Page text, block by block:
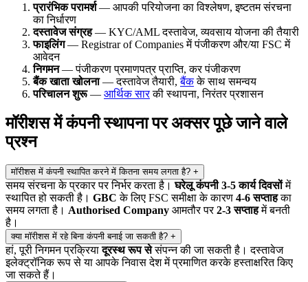
प्रारंभिक परामर्श— आपकी परियोजना का विश्लेषण, इष्टतम संरचना
का निर्धारण
दस्तावेज संग्रह— KYC/AML दस्तावेज, व्यवसाय योजना की तैयारी
फाइलिंग— Registrar of Companies में पंजीकरण और/या FSC में
आवेदन
निगमन— पंजीकरण प्रमाणपत्र प्राप्ति, कर पंजीकरण
बैंक खाता खोलना— दस्तावेज तैयारी,बैंकके साथ समन्वय
परिचालन शुरू— आर्थिक सारकी स्थापना, निरंतर प्रशासन
मॉरीशस में कंपनी स्थापना पर अक्सर पूछे जाने वाले
प्रश्न
मॉरीशस में कंपनी स्थापित करने में कितना समय लगता है? +
समय संरचना के प्रकार पर निर्भर करता है।घरेलू कंपनी 3-5 कार्य दिवसोंमें
स्थापित हो सकती है। GBC के लिए FSC समीक्षा के कारण 4-6 सप्ताहका
समय लगता है। Authorised Company आमतौर पर2-3 सप्ताहमें बनती
है।
क्या मॉरीशस में रहे बिना कंपनी बनाई जा सकती है? +
हां, पूरी निगमन प्रक्रियादूरस्थ रूप सेसंपन्न की जा सकती है। दस्तावेज
इलेक्ट्रॉनिक रूप से या आपके निवास देश में प्रमाणित करके हस्ताक्षरित किए
जा सकते हैं।